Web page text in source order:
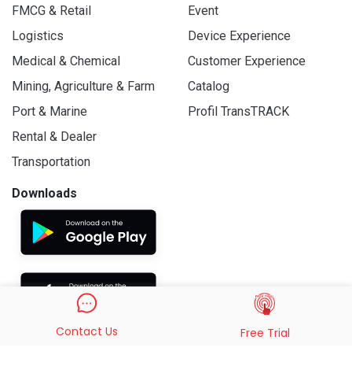
FMCG & Retail
Logistics
Medical & Chemical
Mining, Agriculture & Farm
Port & Marine
Rental & Dealer
Transportation
Event
Device Experience
Customer Experience
Catalog
Profil TransTRACK
Downloads
Contact Us Free Trial